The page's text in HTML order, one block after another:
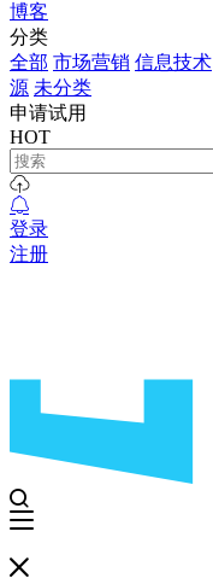
博客
分类
全部 市场营销 信息技术
源 未分类
申请试用
HOT
登录
注册